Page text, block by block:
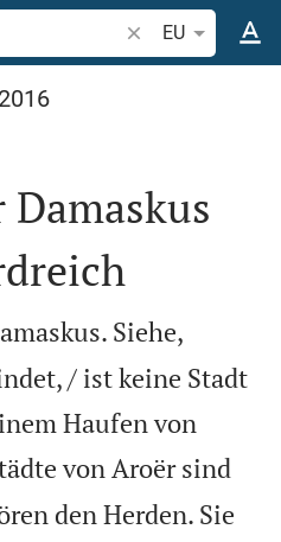
Bibelstelle oder
EU
Siehe,
/ ist keine Stadt
Haufen von
von Aroër sind
den Herden. Sie